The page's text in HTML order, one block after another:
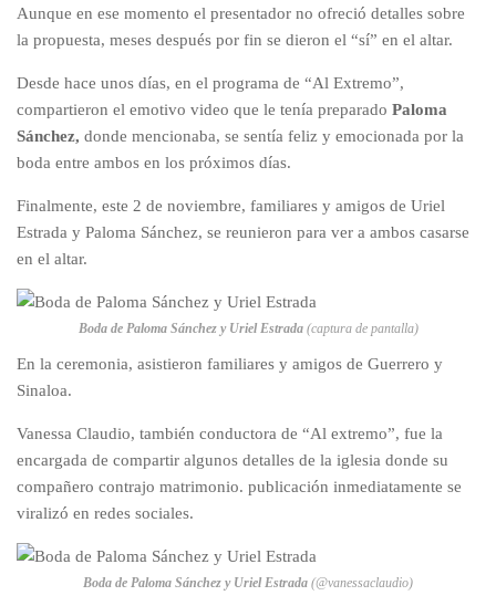
Aunque en ese momento el presentador no ofreció detalles sobre
la propuesta, meses después por fin se dieron el “sí” en el altar.
Desde hace unos días, en el programa de “Al Extremo”,
compartieron el emotivo video que le tenía preparado Paloma
Sánchez, donde mencionaba, se sentía feliz y emocionada por la
boda entre ambos en los próximos días.
Finalmente, este 2 de noviembre, familiares y amigos de Uriel
Estrada y Paloma Sánchez, se reunieron para ver a ambos casarse
en el altar.
Boda de Paloma Sánchez y Uriel Estrada (captura de pantalla)
En la ceremonia, asistieron familiares y amigos de Guerrero y
Sinaloa.
Vanessa Claudio, también conductora de “Al extremo”, fue la
encargada de compartir algunos detalles de la iglesia donde su
compañero contrajo matrimonio. publicación inmediatamente se
viralizó en redes sociales.
Boda de Paloma Sánchez y Uriel Estrada (@vanessaclaudio)